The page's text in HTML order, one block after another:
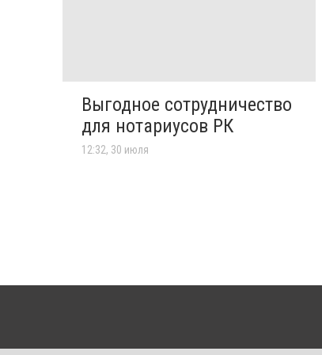
Выгодное сотрудничество
для нотариусов РК
12:32, 30 июля